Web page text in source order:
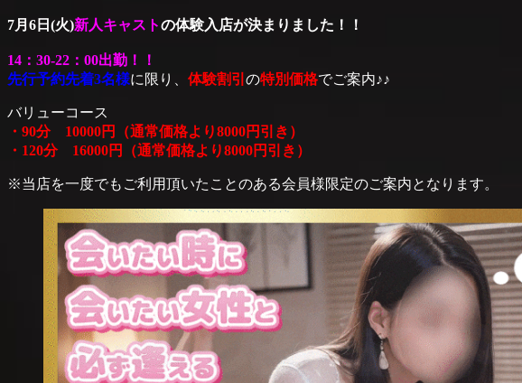
7月6日(火)新人キャストの体験入店が決まりました！！
14：30-22：00出勤！！
先行予約先着3名様に限り、 体験割引 の特別価格でご案内♪♪
バリューコース
・90分 10000円（通常価格より8000円引き）
・120分 16000円（通常価格より8000円引き）
※当店を一度でもご利用頂いたことのある会員様限定のご案内となります。